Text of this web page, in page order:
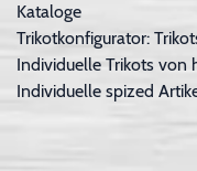
Kataloge
Trikotkonfigurator:
Individuelle Trikots von
Individuelle spized